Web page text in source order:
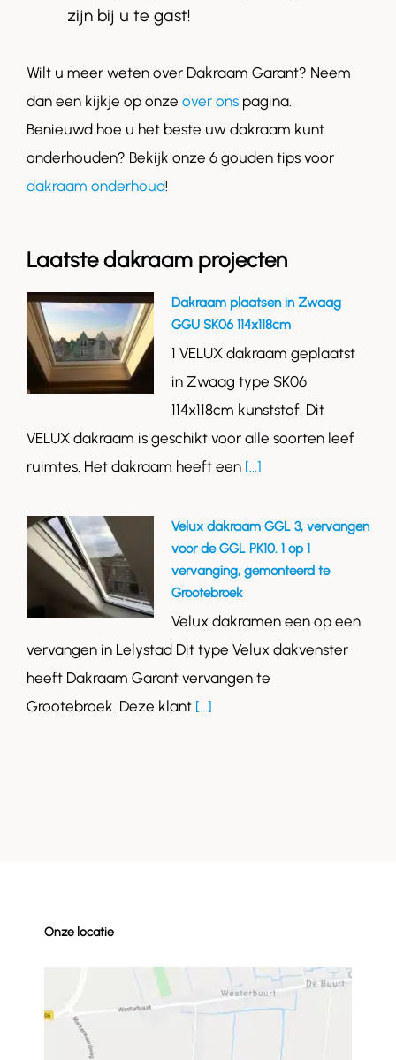
zijn bij u te gast!
Wilt u meer weten over Dakraam Garant? Neem
dan een kijkje op onze over ons pagina.
Benieuwd hoe u het beste uw dakraam kunt
onderhouden? Bekijk onze 6 gouden tips voor
dakraam onderhoud!
Laatste dakraam projecten
Dakraam plaatsen in Zwaag
GGU SK06 114x118cm
1 VELUX dakraam geplaatst
in Zwaag type SK06
114x118cm kunststof. Dit
VELUX dakraam is geschikt voor alle soorten leef
ruimtes. Het dakraam heeft een [...]
Velux dakraam GGL 3, vervangen
voor de GGL PK10. 1 op 1
vervanging, gemonteerd te
Grootebroek
Velux dakramen een op een
vervangen in Lelystad Dit type Velux dakvenster
heeft Dakraam Garant vervangen te
Grootebroek. Deze klant [...]
Onze locatie